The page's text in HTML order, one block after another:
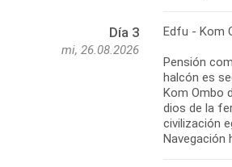
Día 3
mi, 26.08.2026
Edfu - Kom
Pensión
halcón es
Kom Ombo
dios de la
civilización
Navegación